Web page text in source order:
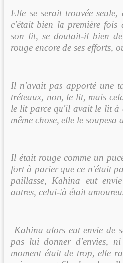
Elle se serait trouvée
c'était bien la première
son lit, se doutait-il bien
rouge encore de ses efforts,
Il n'avait pas apporté une
tréteaux, non, le lit, mais
le lit parce qu'il avait le lit à
même chose, elle le soupesa
Il était rouge comme un
fort à parier que ce n'était
paillasse, Kahina eut
autres, celui-là était
Kahina alors eut envie de
pas lui donner d'envies,
moment était de trop, elle